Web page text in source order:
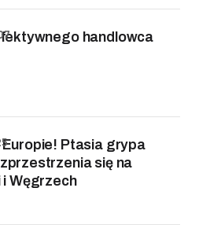
handlowca
Ptasia grypa
się na
i Węgrzech